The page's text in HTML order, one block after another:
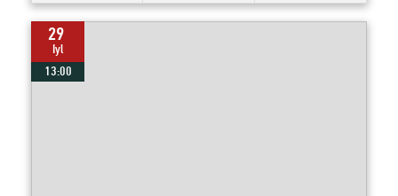
29
Iyl
13:00